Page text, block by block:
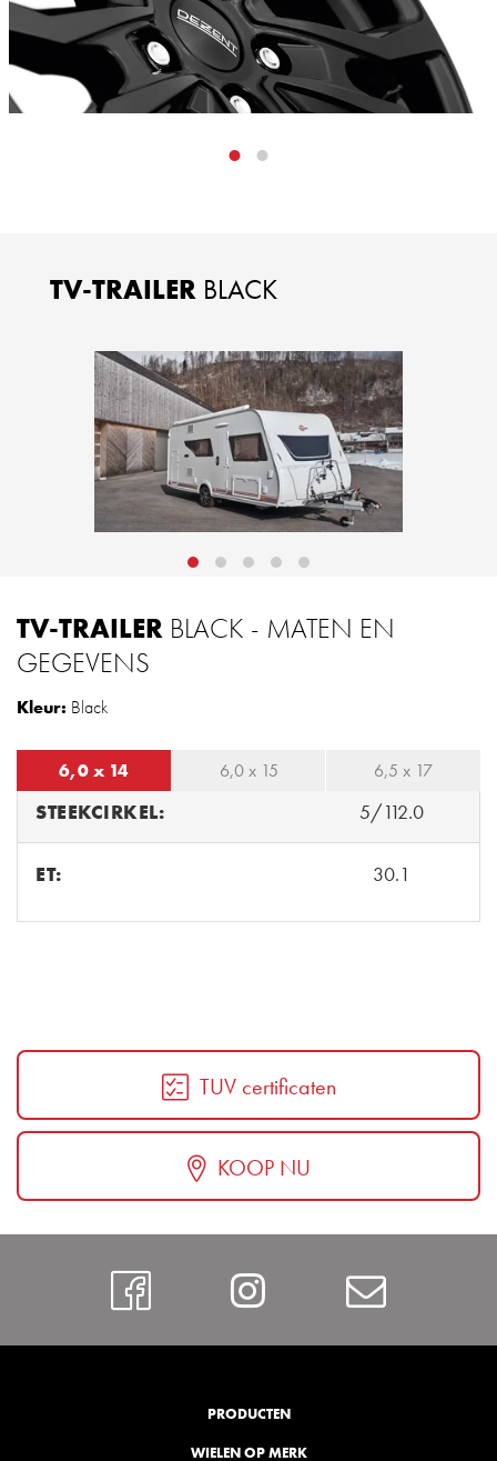
TV-TRAILER BLACK
TV-TRAILER BLACK - MATEN EN
GEGEVENS
Kleur: Black
6,0 x 14 6,0 x 15 6,5 x 17
STEEKCIRKEL: 5/112.0
ET: 30.1
TUV certificaten
KOOP NU
FacebookInstagram
PRODUCTEN
WIELEN OP MERK